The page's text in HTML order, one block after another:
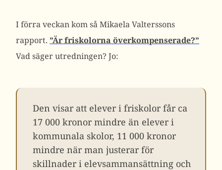
I förra veckan kom så Mikaela Valterssons
rapport. ”Är friskolorna överkompenserade?”
Vad säger utredningen? Jo:
Den visar att elever i friskolor får ca
17 000 kronor mindre än elever i
kommunala skolor, 11 000 kronor
mindre när man justerar för
skillnader i elevsammansättning och